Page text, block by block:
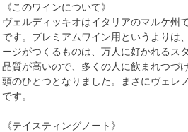
《このワインについて》
ヴェルディッキオはイタリアのマルケ州
です。プレミアムワイン用というよりは
ージがつくるものは、万人に好かれるス
品質が高いので、多くの人に飲まれつづ
頭のひとつとなりました。まさにヴェレ
です。
《テイスティングノート》